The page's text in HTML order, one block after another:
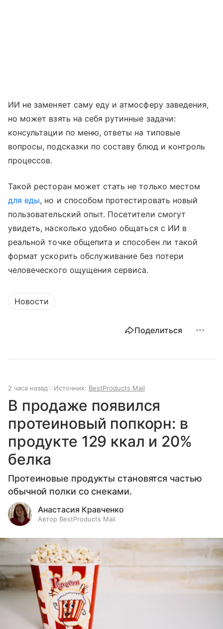
ИИ не заменяет саму еду и атмосферу заведения,
но может взять на себя рутинные задачи:
консультации по меню, ответы на типовые
вопросы, подсказки по составу блюд и контроль
процессов.
Такой ресторан может стать не только местом
для еды, но и способом протестировать новый
пользовательский опыт. Посетители смогут
увидеть, насколько удобно общаться с ИИ в
реальной точке общепита и способен ли такой
формат ускорить обслуживание без потери
человеческого ощущения сервиса.
Новости
Поделиться
2 часа назад Источник: BestProducts Mail
В продаже появился
протеиновый попкорн: в
продукте 129 ккал и 20%
белка
Протеиновые продукты становятся частью
обычной полки со снеками.
Анастасия Кравченко
Автор BestProducts Mail